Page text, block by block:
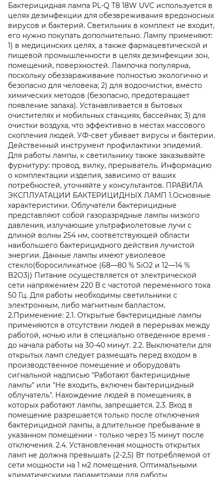
Бактерицидная лампа PL-Q T8 18W UVC используется в
целях дезинфекции для обезвреживания вредоносных
вирусов и бактерий. Светильник в комплект не входит,
его нужно покупать дополнительно. Лампу применяют:
1) в медицинских целях, а также фармацевтической и
пищевой промышленности в целях дезинфекции зон,
помещений, поверхностей. Лампочка популярна,
поскольку обеззараживание полностью экологично и
безопасно для человека; 2) для водоочистки, вместо
химических методов (безопасно, предотвращает
появление запаха). Устанавливается в бытовых
очистителях и мобильных станциях, бассейнах; 3) для
очистки воздуха, что эффективно в местах массового
скопления людей. УФ-свет убивает вирусы и бактерии.
Действенный инструмент профилактики эпидемий.
Для работы лампы, к светильнику также заказывайте
фурнитуру: провод, вилку, прерыватель. Информацию
о комплектации изделия, зависимо от ваших
потребностей, уточняйте у консультантов. ПРАВИЛА
ЭКСПЛУАТАЦИИ БАКТЕРИЦИДНЫХ ЛАМП 1.Основные
характеристики. Облучатели бактерицидные
представляют собой газоразрядные лампы низкого
давления, излучающие ультрафиолетовые лучи с
длиной волны 254 нм, соответствующей области
наибольшего бактерицидного действия лучистой
энергии. Данные лампы имеют увиолевое
стекло(боросиликатное (68—80 % SiO2 и 12—14 %
B2O3)) Питание осуществляется от электрической
сети напряжением 220 В с частотой переменного тока
50 Гц. Для работы необходимы светильники с
электронным, либо магнитным балластом.
2.Применение: 2.1. Открытые бактерицидные лампы
применяются в отсутствии людей в перерывах между
работой, ночью или в специально отведенное время -
до начала работы на 30-40 минут. 2.2. Выключатели для
открытых ламп следует размещать перед входом в
производственное помещение и оборудовать
сигнальной надписью "Работают бактерицидные
лампы" или "Не входить, включен бактерицидный
облучатель". Нахождение людей в помещениях, в
которых работают лампы, запрещается. 2.3. Вход в
помещение разрешается только после отключения
бактерицидной лампы, а длительное пребывание в
указанном помещении - только через 15 минут после
отключения. 2.4. Установленная мощность открытых
ламп не должна превышать (2-2,5) Вт потребляемой от
сети мощности на 1 м2 помещения. Оптимальными
климатическими параметрами для работы